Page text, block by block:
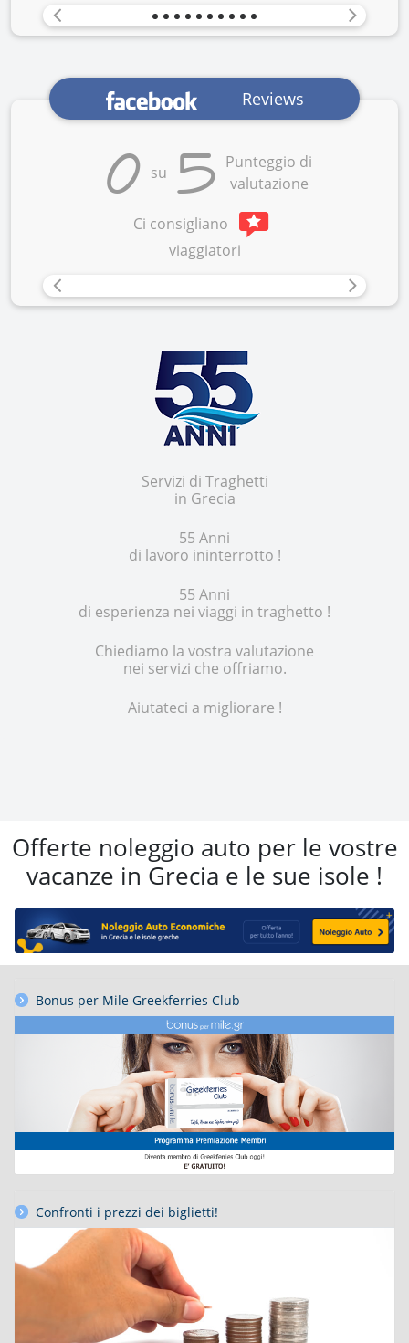
Previous Next
Servizi di Traghetti
in Grecia
55 Anni
di lavoro ininterrotto !
55 Anni
di esperienza nei viaggi in traghetto !
Chiediamo la vostra valutazione
nei servizi che offriamo.
Aiutateci a migliorare !
Reviews
0 su 5 Punteggio di
valutazione
Ci consigliano
viaggiatori
Previous Next
Offerte noleggio auto per le vostre
vacanze in Grecia e le sue isole !
Bonus per Mile Greekferries Club
Confronti i prezzi dei biglietti!